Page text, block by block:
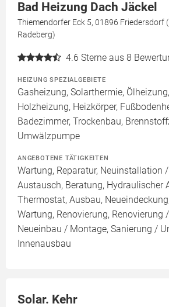
Bad Heizung Dach Jäckel
Thiemendorfer Eck 5, 01896 Friedersdorf
Radeberg)
4.6 Sterne aus 8
HEIZUNG SPEZIALGEBIETE
Gasheizung, Solarthermie,
Holzheizung, Heizkörper,
Badezimmer, Trockenbau,
Umwälzpumpe
ANGEBOTENE TÄTIGKEITEN
Wartung, Reparatur, Neuinstallation
Austausch, Beratung, Hydraulischer
Thermostat, Ausbau,
Wartung, Renovierung, Renovierung
Neueinbau / Montage, Sanierung /
Innenausbau
Solar. Kehr